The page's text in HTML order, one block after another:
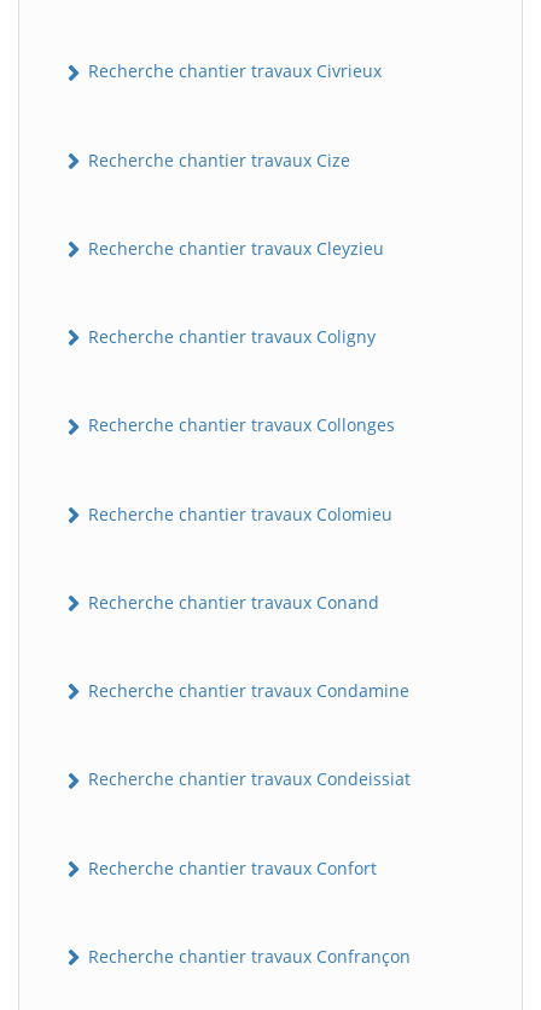
Recherche chantier travaux Civrieux
Recherche chantier travaux Cize
Recherche chantier travaux Cleyzieu
Recherche chantier travaux Coligny
Recherche chantier travaux Collonges
Recherche chantier travaux Colomieu
Recherche chantier travaux Conand
Recherche chantier travaux Condamine
Recherche chantier travaux Condeissiat
Recherche chantier travaux Confort
Recherche chantier travaux Confrançon
B Assistant en ligne